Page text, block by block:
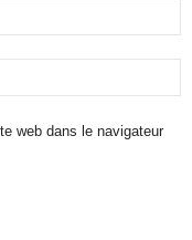
web dans le navigateur